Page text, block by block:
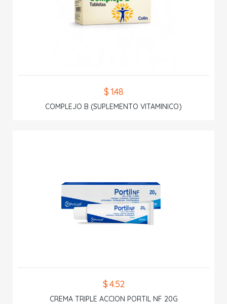
$ 1.48
COMPLEJO B (SUPLEMENTO VITAMINICO)
$ 4.52
CREMA TRIPLE ACCION PORTIL NF 20G